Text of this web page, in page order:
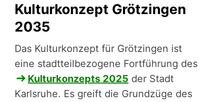
Kulturkonzept Grötzingen
2035
Das Kultur­kon­zept für Grötzingen ist
eine stadt­teil­be­zo­ge­ne ­Fort­füh­rung des
Kultur­kon­zepts 2025 der Stadt
Karlsruhe. Es greift die Grundzüge des